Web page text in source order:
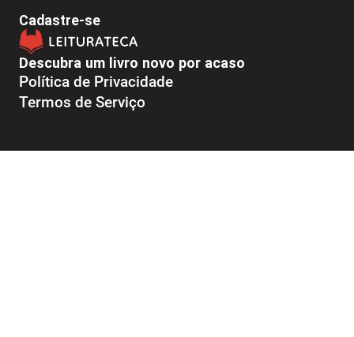
Descubra um livro novo por acaso
Política de Privacidade
Termos de Serviço
Cadastre-se